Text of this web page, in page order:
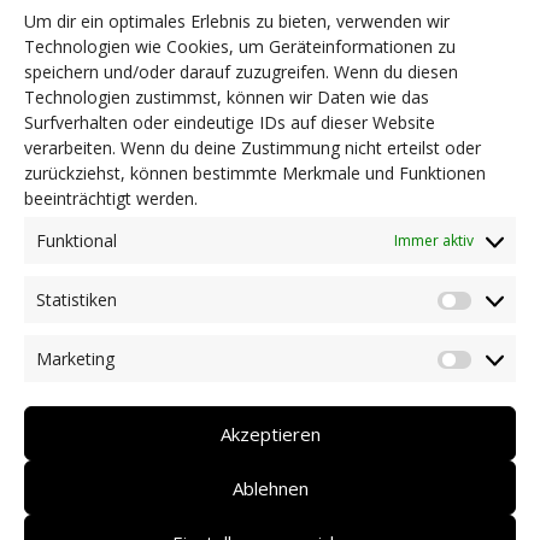
Um dir ein optimales Erlebnis zu bieten, verwenden wir
Technologien wie Cookies, um Geräteinformationen zu
speichern und/oder darauf zuzugreifen. Wenn du diesen
Technologien zustimmst, können wir Daten wie das
Surfverhalten oder eindeutige IDs auf dieser Website
verarbeiten. Wenn du deine Zustimmung nicht erteilst oder
zurückziehst, können bestimmte Merkmale und Funktionen
beeinträchtigt werden.
Funktional
Immer aktiv
Statistiken
Marketing
Akzeptieren
Ablehnen
Sponsoren, namentlich der Stiftung Südtiroler
Sparkasse für die finanzielle Unterstützung und
der Südtiroler Landesregierung für die
kostenlose Zurverfügungstellung der
Räumlichkeiten.
© 2020 DZE Südtirol KDS | St.-Nr.